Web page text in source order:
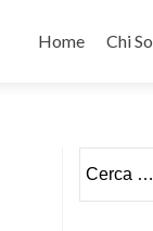
il
Home Chi
per: